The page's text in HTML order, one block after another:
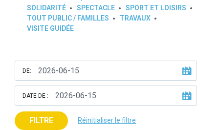
SOLIDARITÉ
SPECTACLE
SPORT ET LOISIRS
TOUT PUBLIC / FAMILLES
TRAVAUX
VISITE GUIDÉE
DE:
DATE DE :
FILTRE Réinitialiser le filtre